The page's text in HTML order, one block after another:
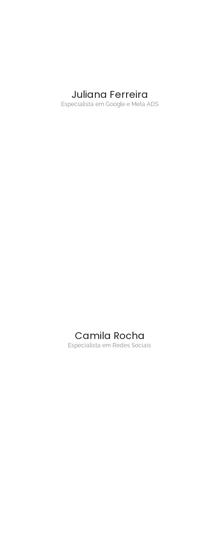
Juliana Ferreira
Especialista em Google e Meta ADS
Camila Rocha
Especialista em Redes Sociais